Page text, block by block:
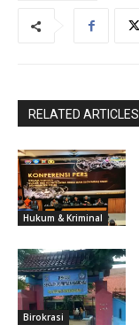
RELATED ARTICLES
Hukum & Kriminal
Birokrasi